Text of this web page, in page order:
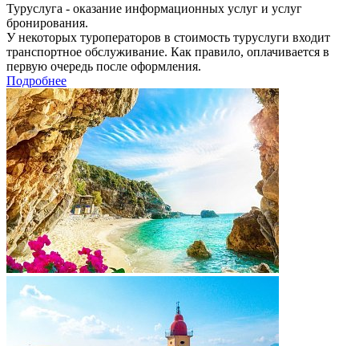
Туруслуга - оказание информационных услуг и услуг
бронирования.
У некоторых туроператоров в стоимость туруслуги входит
транспортное обслуживание. Как правило, оплачивается в
первую очередь после оформления.
Подробнее